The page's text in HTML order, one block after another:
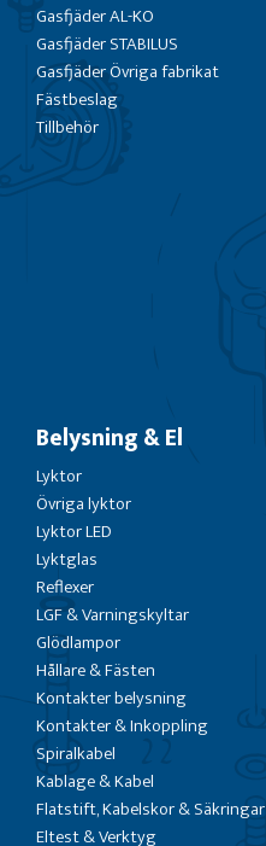
Gasfjäder AL-KO
Gasfjäder STABILUS
Gasfjäder Övriga fabrikat
Fästbeslag
Tillbehör
Belysning & El
Lyktor
Övriga lyktor
Lyktor LED
Lyktglas
Reflexer
LGF & Varningskyltar
Glödlampor
Hållare & Fästen
Kontakter belysning
Kontakter & Inkoppling
Spiralkabel
Kablage & Kabel
Flatstift, Kabelskor & Säkringar
Eltest & Verktyg